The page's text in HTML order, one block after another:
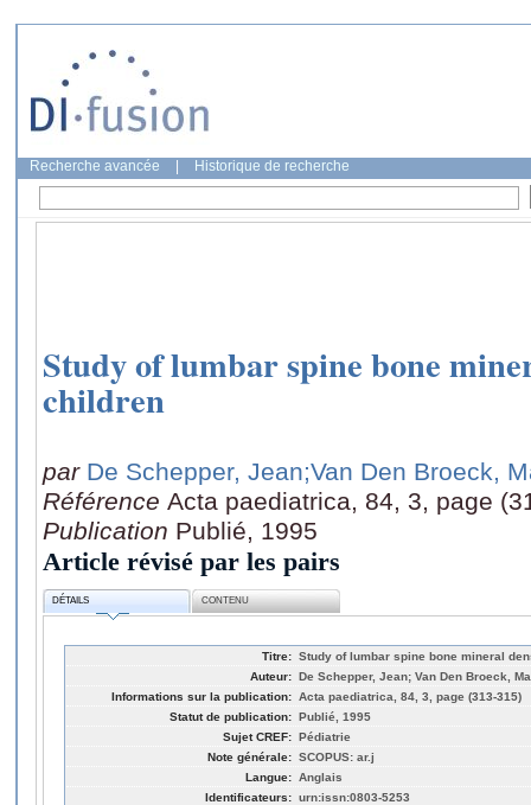
Recherche avancée Historique de recherche
Study of lumbar spine bone
children
par De Schepper, Jean;Van Den Broeck,
Référence Acta paediatrica, 84, 3, page
Publication Publié, 1995
Article révisé par les pairs
DÉTAILS CONTENU
Titre: Study of lumbar spine bone mineral
Auteur: De Schepper, Jean; Van Den Broeck,
Informations sur la publication: Acta paediatrica, 84, 3, page (313-315)
Statut de publication: Publié, 1995
Sujet CREF: Pédiatrie
Note générale: SCOPUS: ar.j
Langue: Anglais
Identificateurs: urn:issn:0803-5253